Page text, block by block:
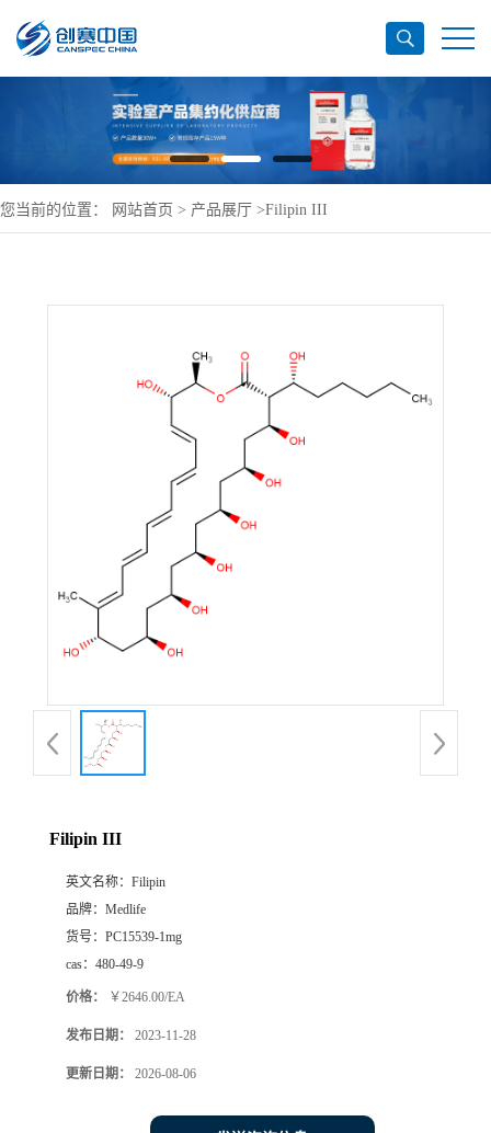
您当前的位置： 网站首页 > 产品展厅 >Filipin III
Filipin III
英文名称： Filipin
品牌： Medlife
货号： PC15539-1mg
cas： 480-49-9
价格： ￥2646.00/EA
发布日期： 2023-11-28
更新日期： 2026-08-06